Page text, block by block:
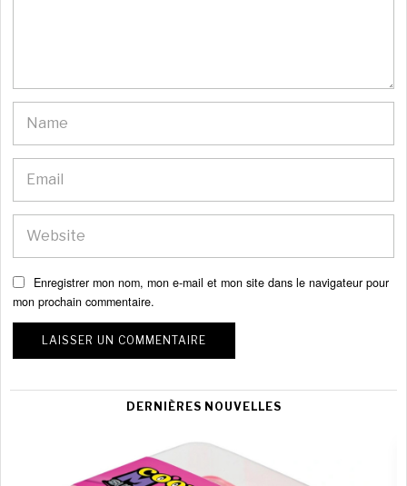
Enregistrer mon nom, mon e-mail et mon site dans le navigateur pour
mon prochain commentaire.
DERNIÈRES NOUVELLES